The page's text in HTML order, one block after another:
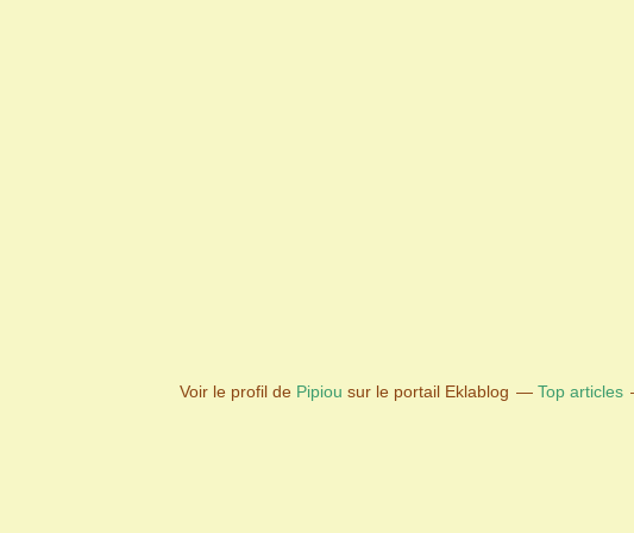
Voir le profil de Pipiou sur le portail Eklablog Top articles